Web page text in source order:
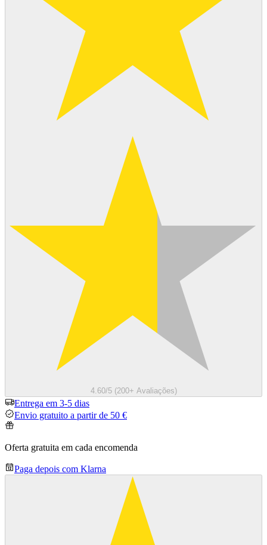
4.60/5 (200+ Avaliações)
Entrega em 3-5 dias
Envio gratuito a partir de 50 €
Oferta gratuita em cada encomenda
Paga depois com Klarna